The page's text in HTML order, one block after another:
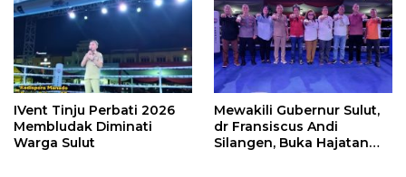
IVent Tinju Perbati 2026
Membludak Diminati
Warga Sulut
Mewakili Gubernur Sulut,
dr Fransiscus Andi
Silangen, Buka Hajatan